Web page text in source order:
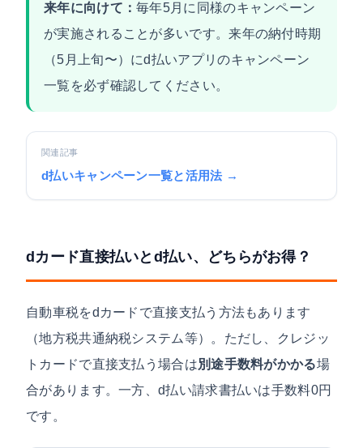
来年に向けて：毎年5月に同様のキャンペーン
が実施されることが多いです。来年の納付時期
（5月上旬〜）にd払いアプリのキャンペーン
一覧を必ず確認してください。
関連記事
d払いキャンペーン一覧と活用法 →
dカード直接払いとd払い、どちらがお得？
自動車税をdカードで直接支払う方法もあります
（地方税共通納税システム等）。ただし、クレジッ
トカードで直接支払う場合は別途手数料がかかる場
合があります。一方、d払い請求書払いは手数料0円
です。